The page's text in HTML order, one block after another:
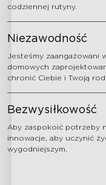
codziennej rutyny.
Niezawodność
Jesteśmy zaangażowani
domowych
chronić Ciebie i Twoją
Bezwysiłkowość
Aby zaspokoić potrzeby
innowacje, aby uczynić
wygodniejszym.